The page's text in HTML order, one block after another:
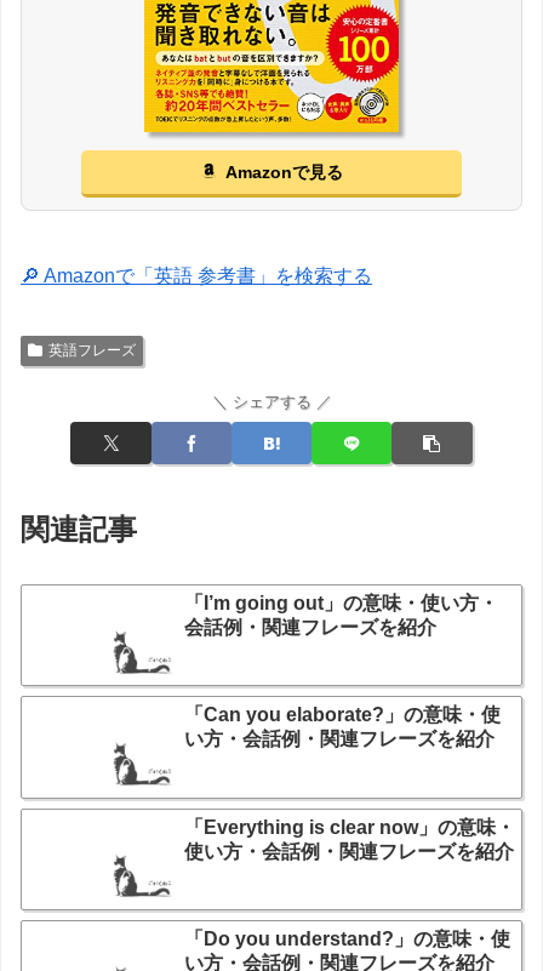
Amazonで見る
🔎 Amazonで「英語 参考書」を検索する
英語フレーズ
＼ シェアする ／
関連記事
「I’m going out」の意味・使い方・
会話例・関連フレーズを紹介
「Can you elaborate?」の意味・使
い方・会話例・関連フレーズを紹介
「Everything is clear now」の意味・
使い方・会話例・関連フレーズを紹介
「Do you understand?」の意味・使
い方・会話例・関連フレーズを紹介